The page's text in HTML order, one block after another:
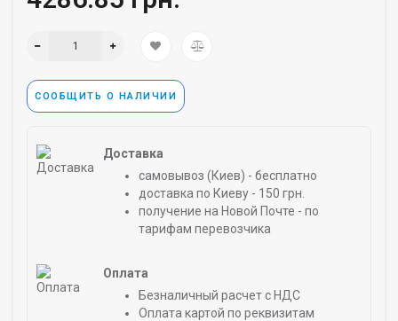
СООБЩИТЬ О НАЛИЧИИ
Доставка
самовывоз (Киев) - бесплатно
доставка по Киеву - 150 грн.
получение на Новой Почте - по
тарифам перевозчика
Оплата
Безналичный расчет с НДС
Оплата картой по реквизитам